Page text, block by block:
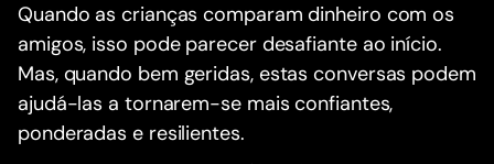
Quando as crianças comparam dinheiro com os
amigos, isso pode parecer desafiante ao início.
Mas, quando bem geridas, estas conversas podem
ajudá-las a tornarem-se mais confiantes,
ponderadas e resilientes.